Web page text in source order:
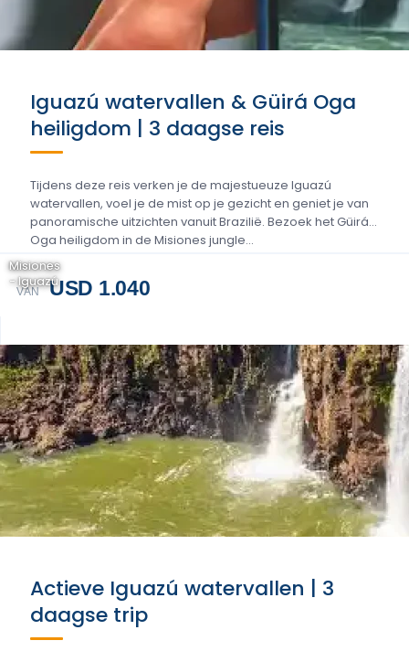
Iguazú watervallen & Güirá Oga
heiligdom | 3 daagse reis
Tijdens deze reis verken je de majestueuze Iguazú
watervallen, voel je de mist op je gezicht en geniet je van
panoramische uitzichten vanuit Brazilië. Bezoek het Güirá
Oga heiligdom in de Misiones jungle...
VAN USD 1.040
Misiones
- Iguazú
Actieve Iguazú watervallen | 3
daagse trip